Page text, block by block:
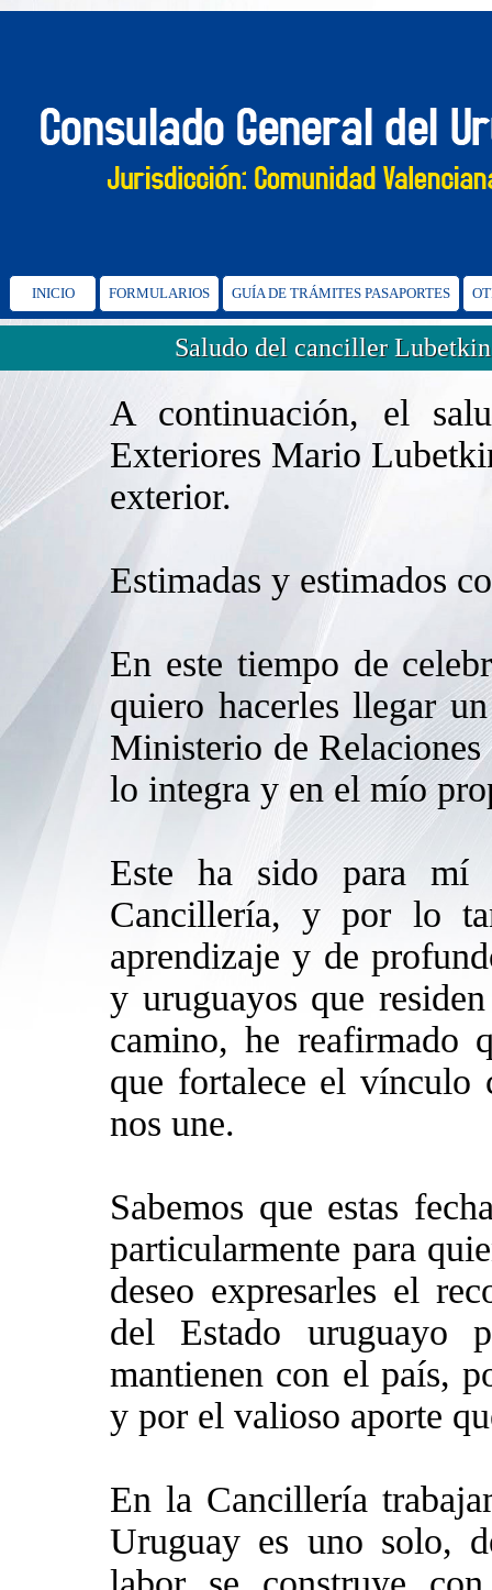
INICIO FORMULARIOS GUÍA DE TRÁMITES PASAPORTES
Saludo del canciller
A continuación, el
Exteriores Mario
exterior.
Estimadas y estimados
En este tiempo de
quiero hacerles llegar
Ministerio de
lo integra y en el mío
Este ha sido para
Cancillería, y por lo
aprendizaje y de
y uruguayos que
camino, he reafirmado
que fortalece el
nos une.
Sabemos que estas
particularmente para
deseo expresarles el
del Estado uruguayo
mantienen con el país,
y por el valioso aporte
En la Cancillería
Uruguay es uno solo,